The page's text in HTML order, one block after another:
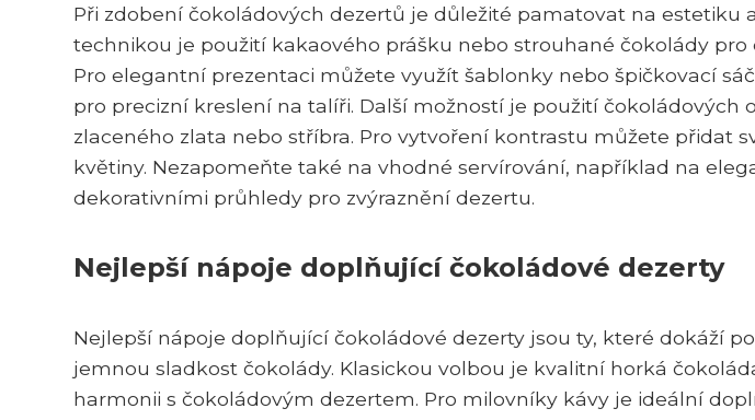
Při zdobení čokoládových dezertů je důležité pamatovat na estetiku
technikou je použití kakaového prášku nebo strouhané čokolády pro
Pro elegantní prezentaci můžete využít šablonky nebo špičkovací
pro precizní kreslení na talíři. Další možností je použití čokoládových
zlaceného zlata nebo stříbra. Pro vytvoření kontrastu můžete přidat
květiny. Nezapomeňte také na vhodné servírování, například na
dekorativními průhledy pro zvýraznění dezertu.
Nejlepší nápoje doplňující čokoládové dezerty
Nejlepší nápoje doplňující čokoládové dezerty jsou ty, které dokáží
jemnou sladkost čokolády. Klasickou volbou je kvalitní horká
harmonii s čokoládovým dezertem. Pro milovníky kávy je ideální